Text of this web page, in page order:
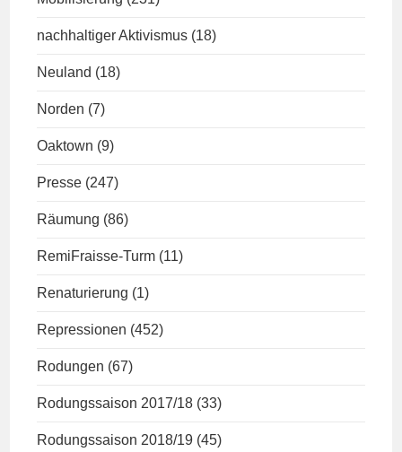
nachhaltiger Aktivismus (18)
Neuland (18)
Norden (7)
Oaktown (9)
Presse (247)
Räumung (86)
RemiFraisse-Turm (11)
Renaturierung (1)
Repressionen (452)
Rodungen (67)
Rodungssaison 2017/18 (33)
Rodungssaison 2018/19 (45)